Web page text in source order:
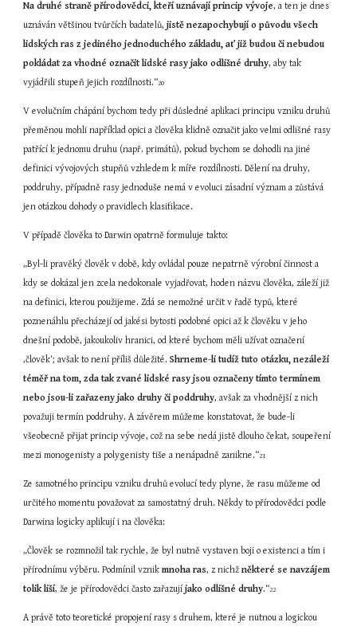
Na druhé straně přírodovědci, kteří uznávají princip vývoje, a ten je dnes
uznáván většinou tvůrčích badatelů, jistě nezapochybují o původu všech
lidských ras z jediného jednoduchého základu, ať již budou či nebudou
pokládat za vhodné označit lidské rasy jako odlišné druhy, aby tak
vyjádřili stupeň jejich rozdílnosti.“20
V evolučním chápání bychom tedy při důsledné aplikaci principu vzniku druhů
přeměnou mohli například opici a člověka klidně označit jako velmi odlišné rasy
patřící k jednomu druhu (např. primátů), pokud bychom se dohodli na jiné
definici vývojových stupňů vzhledem k míře rozdílnosti. Dělení na druhy,
poddruhy, případně rasy jednoduše nemá v evoluci zásadní význam a zůstává
jen otázkou dohody o pravidlech klasifikace.
V případě člověka to Darwin opatrně formuluje takto:
„Byl-li pravěký člověk v době, kdy ovládal pouze nepatrně výrobní činnost a
kdy se dokázal jen zcela nedokonale vyjadřovat, hoden názvu člověka, záleží již
na definici, kterou použijeme. Zdá se nemožné určit v řadě typů, které
poznenáhlu přecházejí od jakési bytosti podobné opici až k člověku v jeho
dnešní podobě, jakoukoliv hranici, od které bychom měli užívat označení
‚člověk‘; avšak to není příliš důležité. Shrneme-li tudíž tuto otázku, nezáleží
téměř na tom, zda tak zvané lidské rasy jsou označeny tímto termínem
nebo jsou-li zařazeny jako druhy či poddruhy, avšak za vhodnější z nich
považuji termín poddruhy. A závěrem můžeme konstatovat, že bude-li
všeobecně přijat princip vývoje, což na sebe nedá jistě dlouho čekat, soupeření
mezi monogenisty a polygenisty tiše a nenápadně zanikne.“21
Ze samotného principu vzniku druhů evolucí tedy plyne, že rasu můžeme od
určitého momentu považovat za samostatný druh. Někdy to přírodovědci podle
Darwina logicky aplikují i na člověka:
„Člověk se rozmnožil tak rychle, že byl nutně vystaven boji o existenci a tím i
přírodnímu výběru. Podmínil vznik mnoha ras, z nichž některé se navzájem
tolik liší, že je přírodovědci často zařazují jako odlišné druhy.“22
A právě toto teoretické propojení rasy s druhem, které je nutnou a logickou